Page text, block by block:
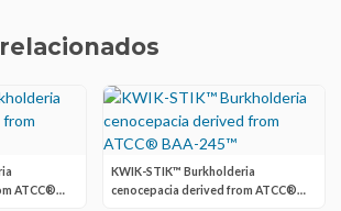
ATCC®
KWIK-STIK™ Burkholderia
cenocepacia derived from ATCC®